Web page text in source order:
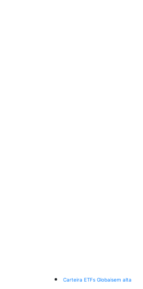
Carteira ETFs Globaisem alta